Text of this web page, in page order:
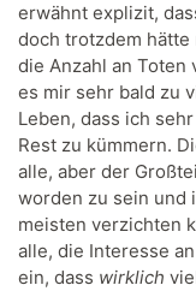
erwähnt explizit,
doch trotzdem hätte
die Anzahl an
es mir sehr bald zu
Leben, dass ich
Rest zu kümmern.
alle, aber der
worden zu sein und
meisten verzichten
alle, die Interesse
ein, dass wirklich